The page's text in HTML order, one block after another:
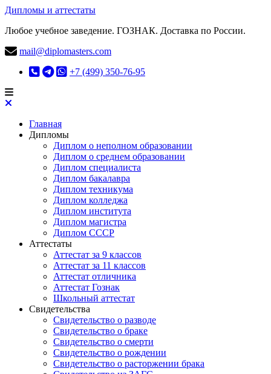
Дипломы и аттестаты
Любое учебное заведение. ГОЗНАК. Доставка по России.
mail@diplomasters.com
+7 (499) 350-76-95
Главная
Дипломы
Диплом о неполном образовании
Диплом о среднем образовании
Диплом специалиста
Диплом бакалавра
Диплом техникума
Диплом колледжа
Диплом института
Диплом магистра
Диплом СССР
Аттестаты
Аттестат за 9 классов
Аттестат за 11 классов
Аттестат отличника
Аттестат Гознак
Школьный аттестат
Свидетельства
Свидетельство о разводе
Свидетельство о браке
Свидетельство о смерти
Свидетельство о рождении
Свидетельство о расторжении брака